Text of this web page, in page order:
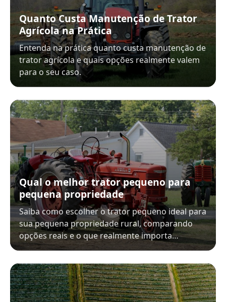
Quanto Custa Manutenção de Trator
Agrícola na Prática
Entenda na prática quanto custa manutenção de
trator agrícola e quais opções realmente valem
para o seu caso.
Qual o melhor trator pequeno para
pequena propriedade
Saiba como escolher o trator pequeno ideal para
sua pequena propriedade rural, comparando
opções reais e o que realmente importa…